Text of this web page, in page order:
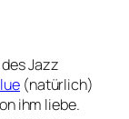
Jazz
(natürlich)
ihm liebe.